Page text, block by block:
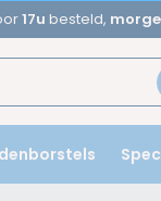
17u besteld,